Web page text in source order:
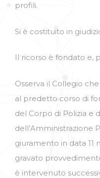
profili.
Si è costituito in
Il ricorso è fondato e,
Osserva il Collegio
al predetto corso di
del Corpo di Polizia e
dell’Amministrazione
giuramento in data 11
gravato
è intervenuto